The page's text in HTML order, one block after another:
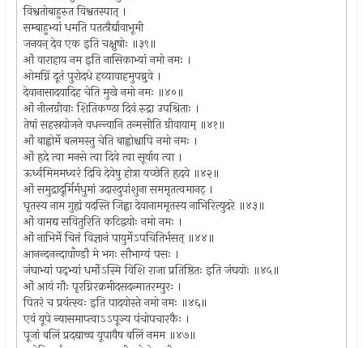
विश्वतोबाहुरुत विश्वतस्पात् ।
सम्बाहुभ्यां धमति पतत्त्रैर्द्यावाभूमी
जनयन् देव एक इति चक्षुषोः ॥३९॥
ओं वाराहाय नम इति नासिकाभ्यां नमो नमः ।
ओमग्निं दूतं पुरोदधे हव्यावाहमुपब्रुवे ।
देवानासादयादिह चेति मुखे नमो नमः ॥४०॥
ओं नीलग्रीवाः शितिकण्ठा दिवं रुद्रा उपश्रिताः ।
तेषां सहस्रयोजने वधन्न्वानि तन्मसीति ग्रीवायाम् ॥४१॥
ओं बाह्वोर्मे बलमस्तु चेति बाह्वोश्चापि नमो नमः ।
ओं हृदे त्वा मनसे त्वा दिवे त्वा सूर्याय त्वा ।
ऊर्ध्वमिममध्वरं दिवि देवेषु होत्रा यच्छेति हृदये ॥४२॥
ओं समुद्रादूर्मिर्मधुमां उदारदुपांशुना सममृतत्वमानट् ।
घृतस्य नाम गुह्यं यदस्ति जिह्वा देवानाममृतस्य नाभिरित्युदरे ॥४३॥
ओं वामद्य सवितुरिति कटिद्वयोः नमो नमः ।
ओं नाभिर्मे चित्तं विज्ञानं पायुर्मेऽपचितिर्भसत् ॥४४॥
आनन्दनन्दावाँण्डौ मे भगः सौभाग्यं पसः ।
जंघाभ्यां पद्भ्यां धर्मोऽस्मि विशि राजा प्रतिष्ठितः इति जंघयोः ॥४५॥
ओं आयं गौः पृरग्निरक्रमीदसदन्मातरम्पुरः ।
पितरं च प्रयंत्स्वः इति पादयोस्ते नमो नमः ॥४६॥
एवं यूपे न्यासमाप्त्वाऽऽपूज्य पंचोपचारकैः ।
पूजां बलिं प्रदद्याच्च यूपायैष बलिं नमम ॥४७॥